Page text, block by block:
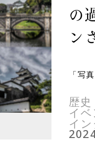
の
ン
「写
歴
イ
イ